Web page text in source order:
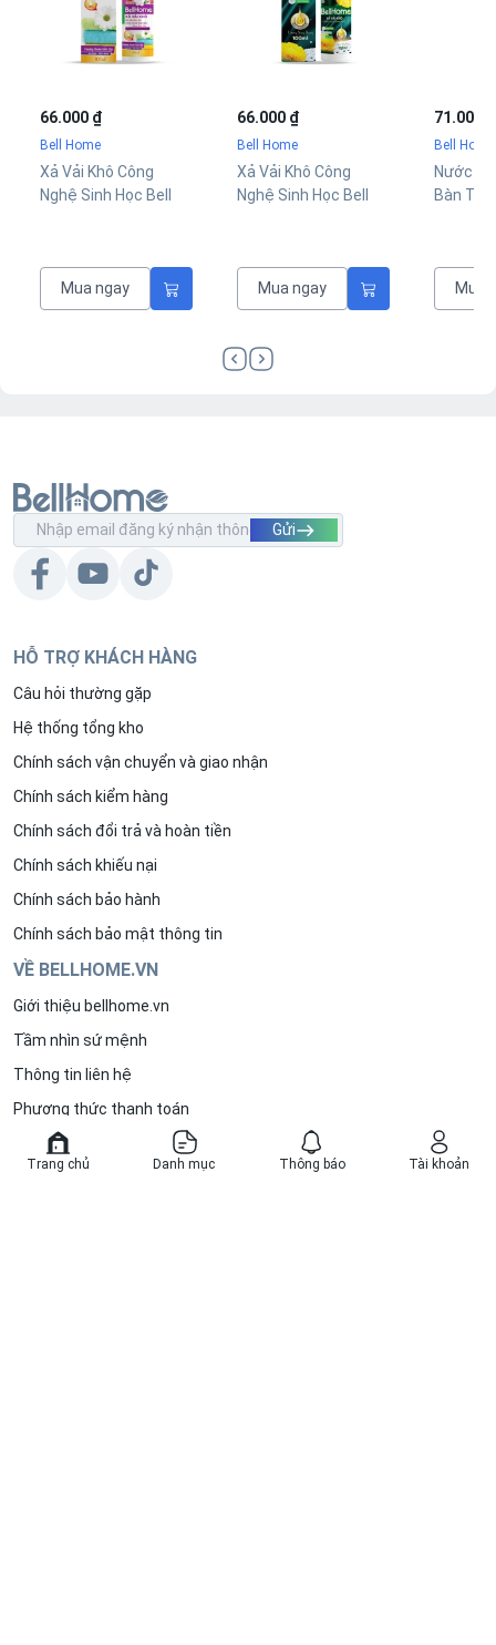
66.000 ₫
Bell Home
Xả Vải Khô Công
Nghệ Sinh Học Bell
Mua ngay
66.000 ₫
Bell Home
Xả Vải Khô Công
Nghệ Sinh Học Bell
Mua ngay
71.000 ₫
Bell Home
Nước
Bàn
Mua
Trang chủ Danh mục Thông báo Tài khoản
Gửi
HỖ TRỢ KHÁCH HÀNG
Câu hỏi thường gặp
Hệ thống tổng kho
Chính sách vận chuyển và giao nhận
Chính sách kiểm hàng
Chính sách đổi trả và hoàn tiền
Chính sách khiếu nại
Chính sách bảo hành
Chính sách bảo mật thông tin
VỀ BELLHOME.VN
Giới thiệu bellhome.vn
Tầm nhìn sứ mệnh
Thông tin liên hệ
Phương thức thanh toán
Phương thức đặt hàng